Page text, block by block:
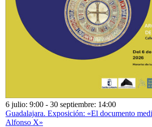
6 julio: 9:00 - 30 septiembre: 14:00
Guadalajara. Exposición: «El documento
Alfonso X»